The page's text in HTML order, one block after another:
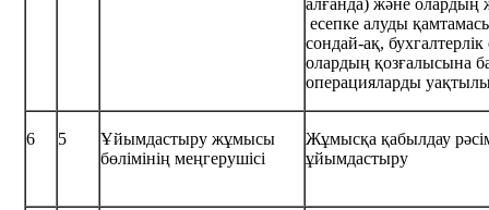
алғанда) және олардың
есепке алуды
сондай-ақ, бухгалтерлік
олардың қозғалысына
операцияларды уақтылы
6 5
Ұйымдастыру жұмысы
бөлімінің меңгерушісі
Жұмысқа қабылдау
ұйымдастыру